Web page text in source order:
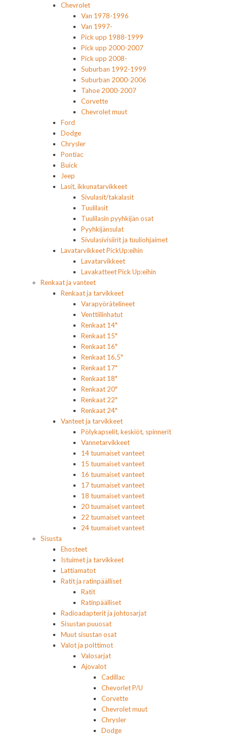
Chevrolet
Van 1978-1996
Van 1997-
Pick upp 1988-1999
Pick upp 2000-2007
Pick upp 2008-
Suburban 1992-1999
Suburban 2000-2006
Tahoe 2000-2007
Corvette
Chevrolet muut
Ford
Dodge
Chrysler
Pontiac
Buick
Jeep
Lasit, ikkunatarvikkeet
Sivulasit/takalasit
Tuulilasit
Tuulilasin pyyhkijän osat
Pyyhkijänsulat
Sivulasivisiirit ja tuuliohjaimet
Lavatarvikkeet PickUp:eihin
Lavatarvikkeet
Lavakatteet Pick Up:eihin
Renkaat ja vanteet
Renkaat ja tarvikkeet
Varapyörätelineet
Venttiilinhatut
Renkaat 14"
Renkaat 15"
Renkaat 16"
Renkaat 16,5"
Renkaat 17"
Renkaat 18"
Renkaat 20"
Renkaat 22"
Renkaat 24"
Vanteet ja tarvikkeet
Pölykapselit, keskiöt, spinnerit
Vannetarvikkeet
14 tuumaiset vanteet
15 tuumaiset vanteet
16 tuumaiset vanteet
17 tuumaiset vanteet
18 tuumaiset vanteet
20 tuumaiset vanteet
22 tuumaiset vanteet
24 tuumaiset vanteet
Sisusta
Ehosteet
Istuimet ja tarvikkeet
Lattiamatot
Ratit ja ratinpäälliset
Ratit
Ratinpäälliset
Radioadapterit ja johtosarjat
Sisustan puuosat
Muut sisustan osat
Valot ja polttimot
Valosarjat
Ajovalot
Cadillac
Chevorlet P/U
Corvette
Chevrolet muut
Chrysler
Dodge